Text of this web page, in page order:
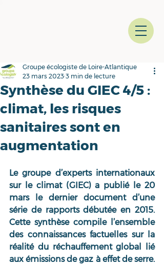
Synthèse du GIEC 4/5 :
climat, les risques
sanitaires sont en
augmentation
Groupe écologiste de Loire-Atlantique
23 mars 2023 3 min de lecture
Le groupe d’experts internationaux
sur le climat (GIEC) a publié le 20
mars le dernier document d’une
série de rapports débutée en 2015.
Cette synthèse compile l’ensemble
des connaissances factuelles sur la
réalité du réchauffement global lié
aux émissions de gaz à effet de serre.